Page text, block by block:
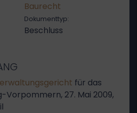
Baurecht
Dokumenttyp:
Beschluss
für das
Vorpommern, 27. Mai 2009,